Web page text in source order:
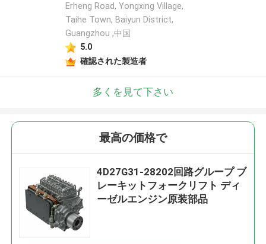
Erheng Road, Yongxing Village,
Taihe Town, Baiyun District,
Guangzhou ,中国
5.0
確認された製造者
多くを見て下さい
最高の価格で
4D27G31-28202回路グループ ブ
レーキットフォークリフト ディ
ーゼルエンジン原装部品